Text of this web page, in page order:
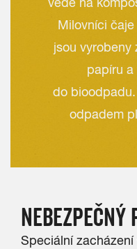
Milovníci
jsou vyrobeny
papíru
do
odpadem
NEBEZPEČNÝ
Speciální